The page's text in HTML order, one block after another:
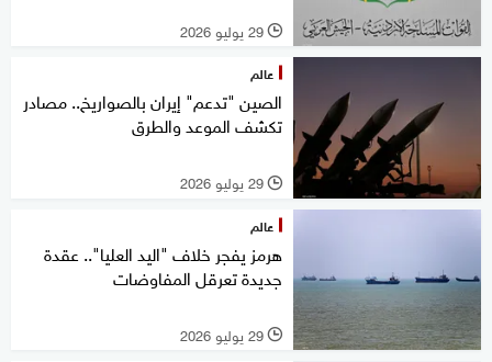
l 29 يوليو 2026
عالم
الصين "تدعم" إيران بالصواريخ.. مصادر
تكشف الموعد والطرق
l 29 يوليو 2026
عالم
هرمز يفجر خلاف "اليد العليا".. عقدة
جديدة تعرقل المفاوضات
l 29 يوليو 2026